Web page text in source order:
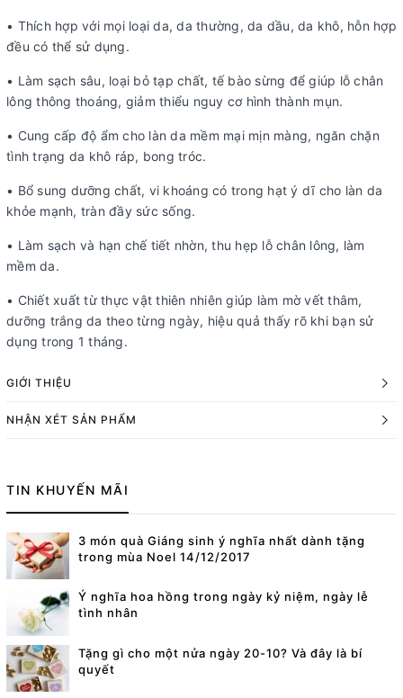
• Thích hợp với mọi loại da, da thường, da dầu, da khô, hỗn hợp
đều có thể sử dụng.
• Làm sạch sâu, loại bỏ tạp chất, tế bào sừng để giúp lỗ chân
lông thông thoáng, giảm thiểu nguy cơ hình thành mụn.
• Cung cấp độ ẩm cho làn da mềm mại mịn màng, ngăn chặn
tình trạng da khô ráp, bong tróc.
• Bổ sung dưỡng chất, vi khoáng có trong hạt ý dĩ cho làn da
khỏe mạnh, tràn đầy sức sống.
• Làm sạch và hạn chế tiết nhờn, thu hẹp lỗ chân lông, làm
mềm da.
• Chiết xuất từ thực vật thiên nhiên giúp làm mờ vết thâm,
dưỡng trắng da theo từng ngày, hiệu quả thấy rõ khi bạn sử
dụng trong 1 tháng.
GIỚI THIỆU
NHẬN XÉT SẢN PHẨM
TIN KHUYẾN MÃI
3 món quà Giáng sinh ý nghĩa nhất dành tặng
trong mùa Noel 14/12/2017
Ý nghĩa hoa hồng trong ngày kỷ niệm, ngày lễ
tình nhân
Tặng gì cho một nửa ngày 20-10? Và đây là bí
quyết